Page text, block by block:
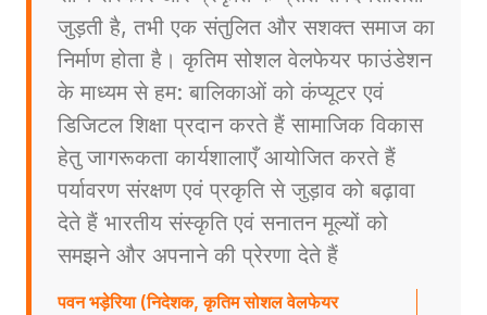
जुड़ती है, तभी एक संतुलित और सशक्त समाज का
निर्माण होता है। कृतिम सोशल वेलफेयर फाउंडेशन
के माध्यम से हम: बालिकाओं को कंप्यूटर एवं
डिजिटल शिक्षा प्रदान करते हैं सामाजिक विकास
हेतु जागरूकता कार्यशालाएँ आयोजित करते हैं
पर्यावरण संरक्षण एवं प्रकृति से जुड़ाव को बढ़ावा
देते हैं भारतीय संस्कृति एवं सनातन मूल्यों को
समझने और अपनाने की प्रेरणा देते हैं
पवन भड़ेरिया (निदेशक, कृतिम सोशल वेलफेयर